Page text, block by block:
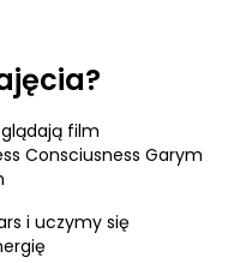
film
Consciusness Garym
i uczymy się